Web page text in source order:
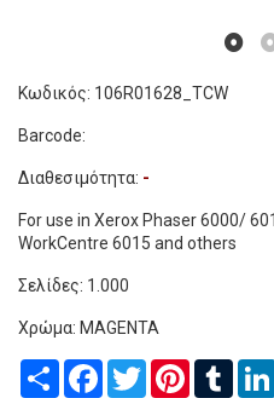
Κωδικός: 106R01628_TCW
Barcode:
Διαθεσιμότητα: -
For use in Xerox Phaser 6000/
WorkCentre 6015 and others
Σελίδες: 1.000
Χρώμα: MAGENTA
Share Facebook
TwitterPinterest